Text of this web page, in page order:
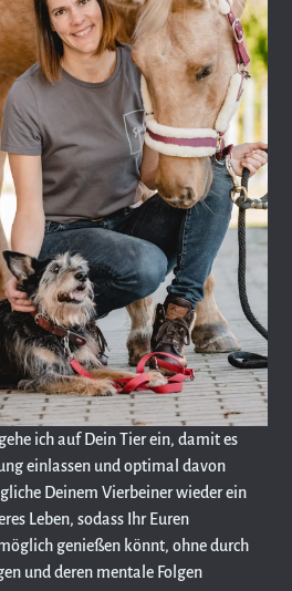
ich auf Dein Tier ein, damit es
einlassen und optimal davon
Deinem Vierbeiner wieder ein
Leben, sodass Ihr Euren
genießen könnt, ohne durch
und deren mentale Folgen